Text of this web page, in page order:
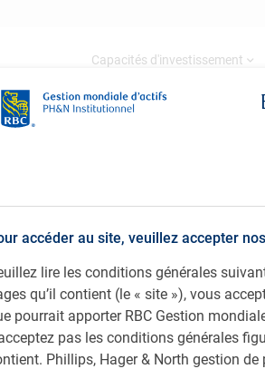
Capacités d'investissement
accéder au site, veuillez accepter
lire les conditions générales
qu’il contient (le « site »), vous
pourrait apporter RBC Gestion
pas les conditions générales
Phillips, Hager & North gestion
Actions de marchés émergents Stratégie
de
émergents vise à procurer une
des marchés émergents. Cette
raisonnable, qui résultent de la
par superposition centrée